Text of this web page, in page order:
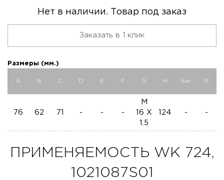
Нет в наличии. Товар под заказ
Заказать в 1 клик
Размеры (мм.)
A B C D E F G H bar R
76 62 71 - - -
M
16 X
1.5
124 - -
ПРИМЕНЯЕМОСТЬ WK 724,
1021087S01